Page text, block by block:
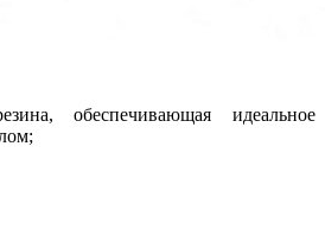
обеспечивающая идеальное